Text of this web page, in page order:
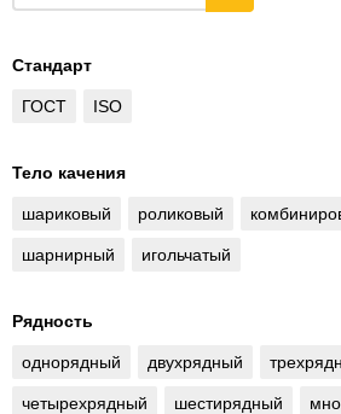
Стандарт
ГОСТ ISO
Тело качения
шариковый роликовый
шарнирный игольчатый
Рядность
однорядный двухрядный
четырехрядный шестирядный